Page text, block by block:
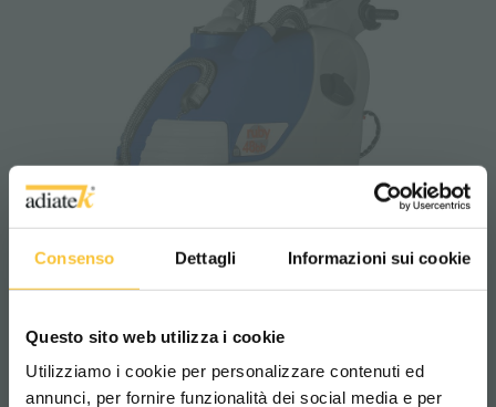
Consenso Dettagli Informazioni sui cookie
Questo sito web utilizza i cookie
Utilizziamo i cookie per personalizzare contenuti ed
annunci, per fornire funzionalità dei social media e per